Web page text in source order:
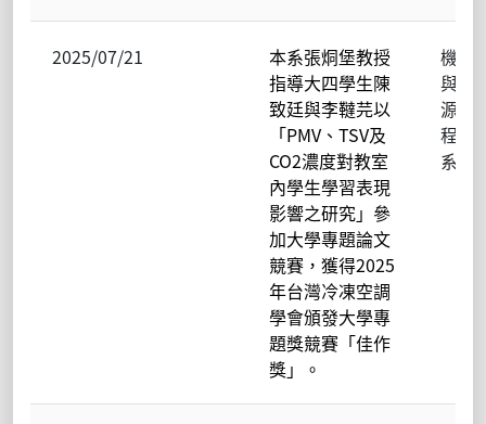
2025/07/21
本系張烔堡教授
指導大四學生陳
致廷與李韃芫以
「PMV、TSV及
CO2濃度對教室
內學生學習表現
影響之研究」參
加大學專題論文
競賽，獲得2025
年台灣冷凍空調
學會頒發大學專
題獎競賽「佳作
獎」。
機械
與能
源工
程學
系